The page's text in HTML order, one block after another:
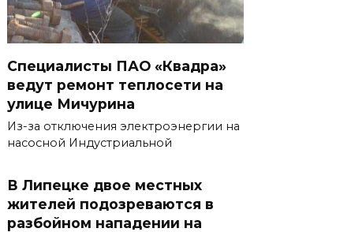
Специалисты ПАО «Квадра»
ведут ремонт теплосети на
улице Мичурина
Из-за отключения электроэнергии на
насосной Индустриальной
В Липецке двое местных
жителей подозреваются в
разбойном нападении на